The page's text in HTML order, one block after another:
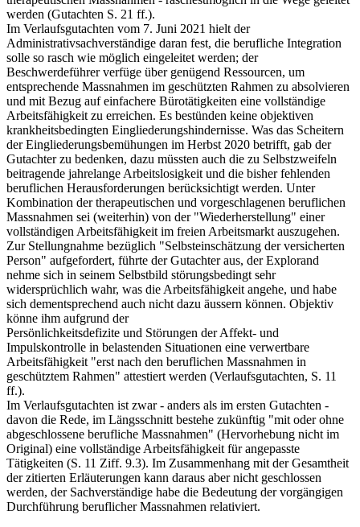
werden (Gutachten S. 21 ff.).
Im Verlaufsgutachten vom 7. Juni 2021 hielt der
Administrativsachverständige daran fest, die berufliche Integration
solle so rasch wie möglich eingeleitet werden; der
Beschwerdeführer verfüge über genügend Ressourcen, um
entsprechende Massnahmen im geschützten Rahmen zu absolvieren
und mit Bezug auf einfachere Bürotätigkeiten eine vollständige
Arbeitsfähigkeit zu erreichen. Es bestünden keine objektiven
krankheitsbedingten Eingliederungshindernisse. Was das Scheitern
der Eingliederungsbemühungen im Herbst 2020 betrifft, gab der
Gutachter zu bedenken, dazu müssten auch die zu Selbstzweifeln
beitragende jahrelange Arbeitslosigkeit und die bisher fehlenden
beruflichen Herausforderungen berücksichtigt werden. Unter
Kombination der therapeutischen und vorgeschlagenen beruflichen
Massnahmen sei (weiterhin) von der "Wiederherstellung" einer
vollständigen Arbeitsfähigkeit im freien Arbeitsmarkt auszugehen.
Zur Stellungnahme bezüglich "Selbsteinschätzung der versicherten
Person" aufgefordert, führte der Gutachter aus, der Explorand
nehme sich in seinem Selbstbild störungsbedingt sehr
widersprüchlich wahr, was die Arbeitsfähigkeit angehe, und habe
sich dementsprechend auch nicht dazu äussern können. Objektiv
könne ihm aufgrund der
Persönlichkeitsdefizite und Störungen der Affekt- und
Impulskontrolle in belastenden Situationen eine verwertbare
Arbeitsfähigkeit "erst nach den beruflichen Massnahmen in
geschütztem Rahmen" attestiert werden (Verlaufsgutachten, S. 11
ff.).
Im Verlaufsgutachten ist zwar - anders als im ersten Gutachten -
davon die Rede, im Längsschnitt bestehe zukünftig "mit oder ohne
abgeschlossene berufliche Massnahmen" (Hervorhebung nicht im
Original) eine vollständige Arbeitsfähigkeit für angepasste
Tätigkeiten (S. 11 Ziff. 9.3). Im Zusammenhang mit der Gesamtheit
der zitierten Erläuterungen kann daraus aber nicht geschlossen
werden, der Sachverständige habe die Bedeutung der vorgängigen
Durchführung beruflicher Massnahmen relativiert.